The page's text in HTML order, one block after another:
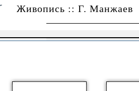
Живопись :: Г. Манжаев